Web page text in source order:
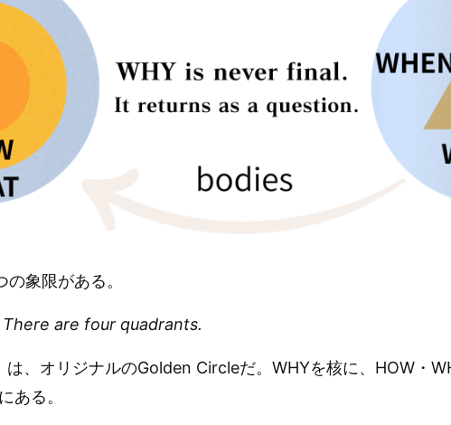
象限がある。
are four quadrants.
、オリジナルのGolden Circleだ。WHYを核に、HOW・
ある。